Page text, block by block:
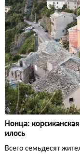
Нонца:
илось
Всего семьдесят